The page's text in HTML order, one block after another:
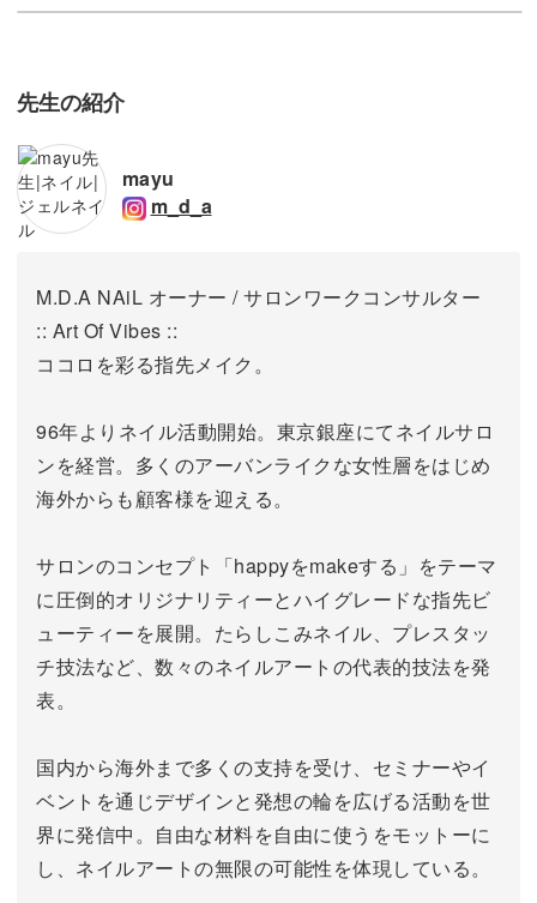
先生の紹介
mayu
m_d_a
M.D.A NAiL オーナー / サロンワークコンサルター
:: Art Of Vibes ::
ココロを彩る指先メイク。
96年よりネイル活動開始。東京銀座にてネイルサロ
ンを経営。 多くのアーバンライクな女性層をはじめ
海外からも顧客様を迎える。
サロンのコンセプト「happyをmakeする」をテーマ
に圧倒的オリジナリティーとハイグレードな指先ビ
ューティーを展開。 たらしこみネイル、プレスタッ
チ技法など、数々のネイルアートの代表的技法を発
表。
国内から海外まで多くの支持を受け、セミナーやイ
ベントを通じデザインと発想の輪を広げる活動を世
界に発信中。 自由な材料を自由に使うをモットーに
し、ネイルアートの無限の可能性を体現している。